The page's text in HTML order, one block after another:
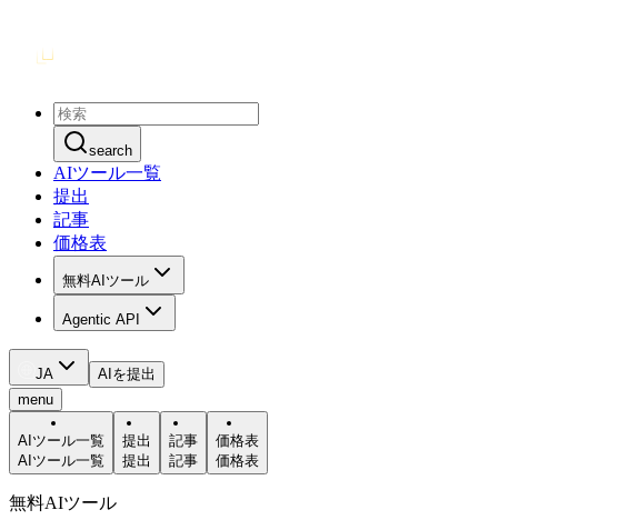
search
AIツール一覧
提出
記事
価格表
無料AIツール
Agentic API
JA
AIを提出
menu
AIツール一覧
AIツール一覧
提出
提出
記事
記事
価格表
価格表
無料AIツール